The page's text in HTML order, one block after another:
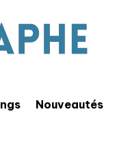
Nouveautés